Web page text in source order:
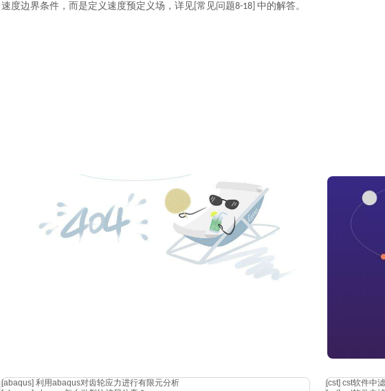
速度边界条件，而是定义速度预定义场，详见 常见问题8-18] 中的解答。
[abaqus] 利用abaqus对齿轮应力进行有限元分析
[cst] cst软件中